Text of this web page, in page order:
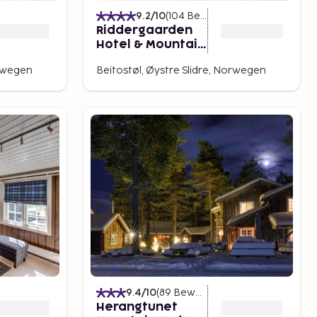
9.2/10(104 Bewertungen
Riddergaarden
Hotel & Mountain
Beitostølen
Beitostøl, Øystre Slidre, Norwegen
9.4/10(89 Bewertungen
Herangtunet